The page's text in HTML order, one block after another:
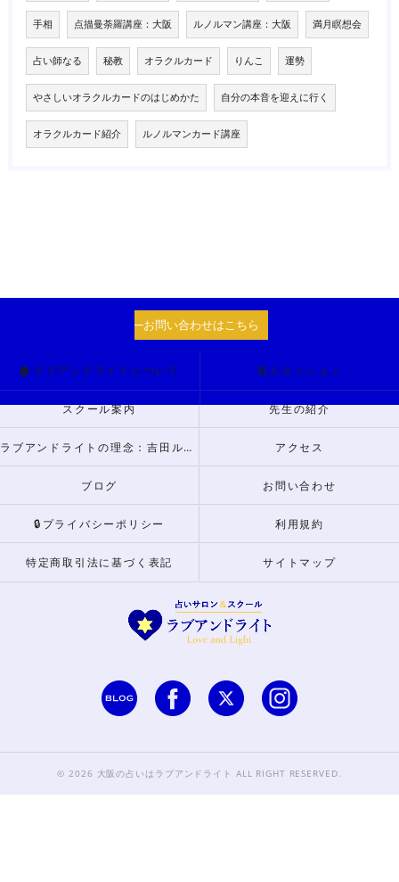
手相 点描曼荼羅講座：大阪 ルノルマン講座：大阪 満月瞑想会
占い師なる 秘教 オラクルカード りんこ 運勢
やさしいオラクルカードのはじめかた 自分の本音を迎えに行く
オラクルカード紹介 ルノルマンカード講座
お問い合わせはこちら
🏠ラブアンドライトについて 個人セッション
スクール案内 先生の紹介
ラブアンドライトの理念：吉田ルナからのメッセージ アクセス
ブログ お問い合わせ
🔒プライバシーポリシー 利用規約
特定商取引法に基づく表記 サイトマップ
© 2026 大阪の占いはラブアンドライト ALL RIGHT RESERVED.